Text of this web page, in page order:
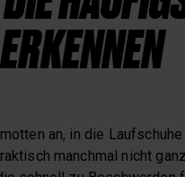
an, in die
manchmal nicht